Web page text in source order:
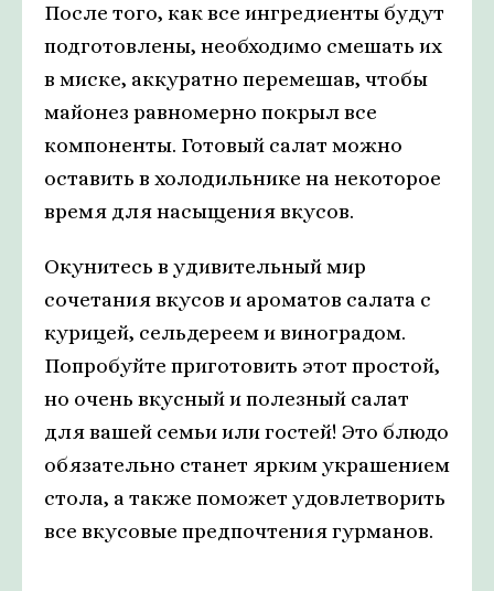
После того, как все ингредиенты будут
подготовлены, необходимо смешать их
в миске, аккуратно перемешав, чтобы
майонез равномерно покрыл все
компоненты. Готовый салат можно
оставить в холодильнике на некоторое
время для насыщения вкусов.
Окунитесь в удивительный мир
сочетания вкусов и ароматов салата с
курицей, сельдереем и виноградом.
Попробуйте приготовить этот простой,
но очень вкусный и полезный салат
для вашей семьи или гостей! Это блюдо
обязательно станет ярким украшением
стола, а также поможет удовлетворить
все вкусовые предпочтения гурманов.